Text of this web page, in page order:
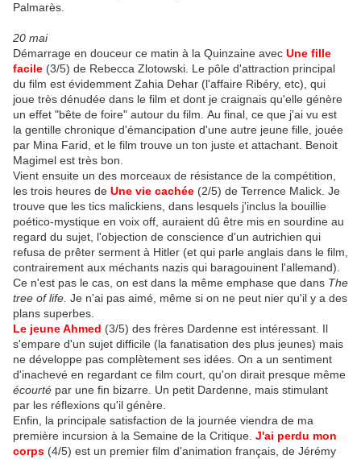
Palmarès.
20 mai
Démarrage en douceur ce matin à la Quinzaine avec Une fille
facile (3/5) de Rebecca Zlotowski. Le pôle d'attraction principal
du film est évidemment Zahia Dehar (l'affaire Ribéry, etc), qui
joue très dénudée dans le film et dont je craignais qu'elle génère
un effet "bête de foire" autour du film. Au final, ce que j'ai vu est
la gentille chronique d'émancipation d'une autre jeune fille, jouée
par Mina Farid, et le film trouve un ton juste et attachant. Benoit
Magimel est très bon.
Vient ensuite un des morceaux de résistance de la compétition,
les trois heures de Une vie cachée (2/5) de Terrence Malick. Je
trouve que les tics malickiens, dans lesquels j'inclus la bouillie
poético-mystique en voix off, auraient dû être mis en sourdine au
regard du sujet, l'objection de conscience d'un autrichien qui
refusa de prêter serment à Hitler (et qui parle anglais dans le film,
contrairement aux méchants nazis qui baragouinent l'allemand).
Ce n'est pas le cas, on est dans la même emphase que dans The
tree of life. Je n'ai pas aimé, même si on ne peut nier qu'il y a des
plans superbes.
Le jeune Ahmed (3/5) des frères Dardenne est intéressant. Il
s'empare d'un sujet difficile (la fanatisation des plus jeunes) mais
ne développe pas complètement ses idées. On a un sentiment
d'inachevé en regardant ce film court, qu'on dirait presque même
écourté par une fin bizarre. Un petit Dardenne, mais stimulant
par les réflexions qu'il génère.
Enfin, la principale satisfaction de la journée viendra de ma
première incursion à la Semaine de la Critique. J'ai perdu mon
corps (4/5) est un premier film d'animation français, de Jérémy